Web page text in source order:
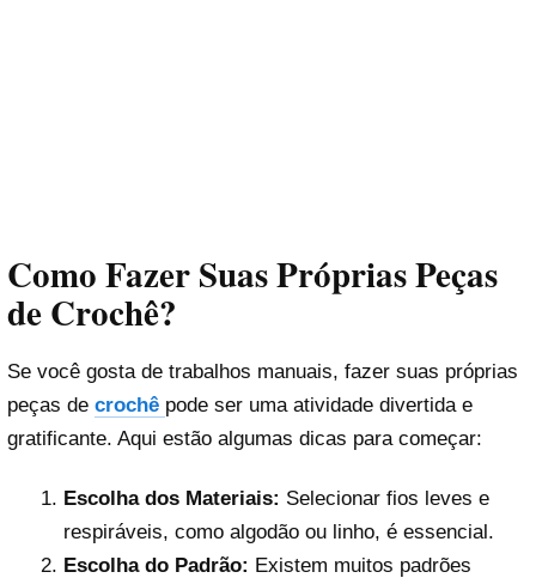
Como Fazer Suas Próprias Peças
de Crochê?
Se você gosta de trabalhos manuais, fazer suas próprias
peças de crochê pode ser uma atividade divertida e
gratificante. Aqui estão algumas dicas para começar:
Escolha dos Materiais: Selecionar fios leves e
respiráveis, como algodão ou linho, é essencial.
Escolha do Padrão: Existem muitos padrões